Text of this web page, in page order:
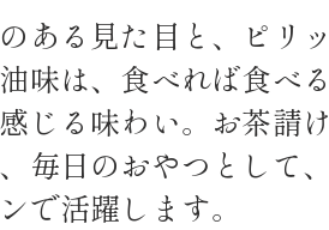
ある見た目と、ピリッ
味は、食べれば食べる
じる味わい。お茶請け
毎日のおやつとして、
で活躍します。